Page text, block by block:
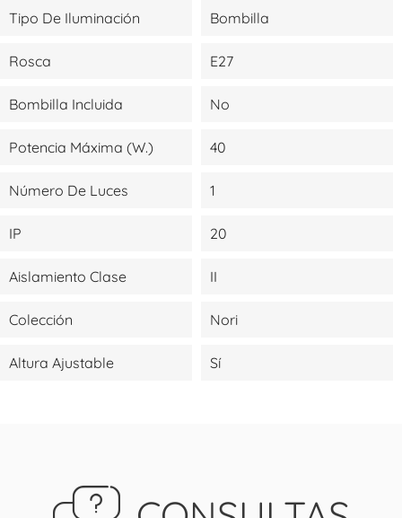
Tipo De Iluminación Bombilla
Rosca E27
Bombilla Incluida No
Potencia Máxima (W.) 40
Número De Luces 1
IP 20
Aislamiento Clase II
Colección Nori
Altura Ajustable Sí